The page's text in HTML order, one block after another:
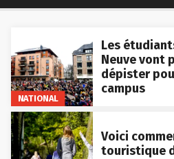
NATIONAL
Les
Neuve vont
dépister
campus
Voici
touristique